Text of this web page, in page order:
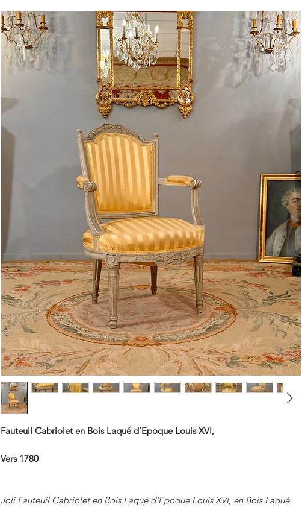
Fauteuil Cabriolet en Bois Laqué d'Epoque Louis XVI,
Vers 1780
Joli Fauteuil Cabriolet en Bois Laqué d'Epoque Louis XVI, en Bois Laqué